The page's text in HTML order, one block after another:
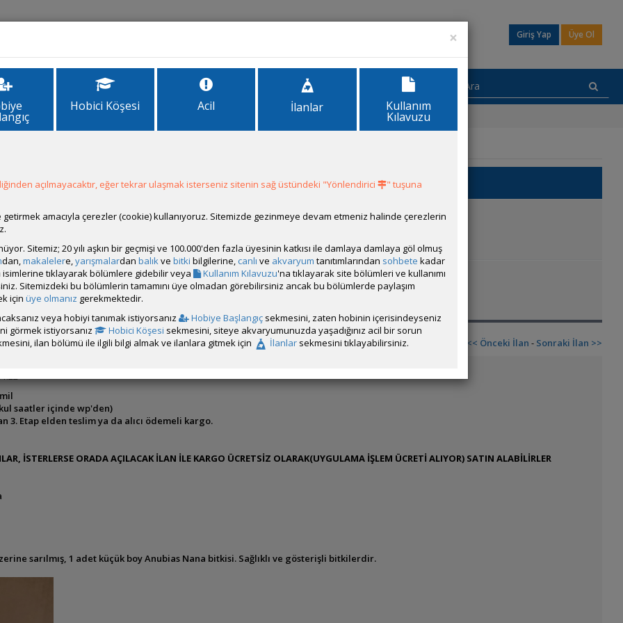
Giriş Yap Üye Ol
İlanlar Forum
Cyrptocoryne
Kategori Son Güncelleme
(Beta), Carassius auratus (Japon
Canlı Güncellenme:02 Ağustos 2026 11:22
Yem Güncellenme:02 Ağustos 2026 11:22
<< Önceki İlan - Sonraki İlan >>
saatler içinde wp'den)
3. Etap elden teslim ya da alıcı ödemeli kargo.
İSTERLERSE ORADA AÇILACAK İLAN İLE KARGO ÜCRETSİZ OLARAK(UYGULAMA İŞLEM ÜCRETİ ALIYOR) SATIN ALABİLİRLER
sarılmış, 1 adet küçük boy Anubias Nana bitkisi. Sağlıklı ve gösterişli bitkilerdir.
×
Hobici Köşesi Acil İlanlar Kullanım
Kılavuzu
açılmayacaktır, eğer tekrar ulaşmak isterseniz sitenin sağ üstündeki "Yönlendirici
" tuşuna
getirmek amacıyla çerezler (cookie) kullanıyoruz. Sitemizde gezinmeye devam etmeniz halinde çerezlerin
Sitemiz; 20 yılı aşkın bir geçmişi ve 100.000'den fazla üyesinin katkısı ile damlaya damlaya göl olmuş
dan,makalelere,yarışmalardan balıkve bitki bilgilerine, canlı ve akvaryum tanıtımlarından sohbete kadar
tıklayarak bölümlere gidebilir veya
Kullanım Kılavuzu'na tıklayarak site bölümleri ve kullanımı
Sitemizdeki bu bölümlerin tamamını üye olmadan görebilirsiniz ancak bu bölümlerde paylaşım
için üye olmanız gerekmektedir.
veya hobiyi tanımak istiyorsanız
Hobiye Başlangıç sekmesini, zaten hobinin içerisindeyseniz
görmek istiyorsanız
Hobici Köşesi sekmesini, siteye akvaryumunuzda yaşadığınız acil bir sorun
ilan bölümü ile ilgili bilgi almak ve ilanlara gitmek için İlanlar sekmesini tıklayabilirsiniz.